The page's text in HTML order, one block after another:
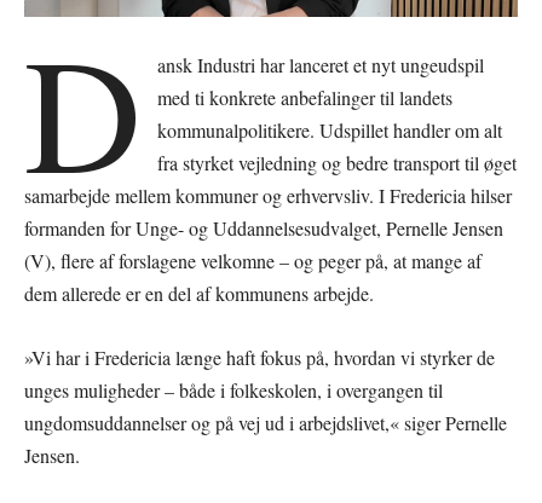
D
ansk Industri har lanceret et nyt ungeudspil
med ti konkrete anbefalinger til landets
kommunalpolitikere. Udspillet handler om alt
fra styrket vejledning og bedre transport til øget
samarbejde mellem kommuner og erhvervsliv. I Fredericia hilser
formanden for Unge- og Uddannelsesudvalget, Pernelle Jensen
(V), flere af forslagene velkomne – og peger på, at mange af
dem allerede er en del af kommunens arbejde.
»Vi har i Fredericia længe haft fokus på, hvordan vi styrker de
unges muligheder – både i folkeskolen, i overgangen til
ungdomsuddannelser og på vej ud i arbejdslivet,« siger Pernelle
Jensen.